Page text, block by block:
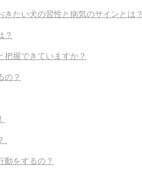
きたい犬の習性と病気のサインとは？
？
把握できていますか？
の？
動をするの？